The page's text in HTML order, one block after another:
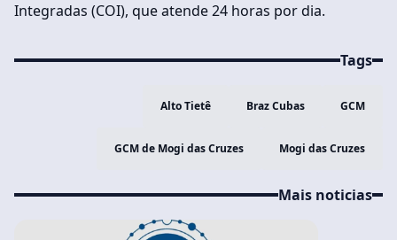
Integradas (COI), que atende 24 horas por dia.
Tags
Alto Tietê Braz Cubas GCM
GCM de Mogi das Cruzes Mogi das Cruzes
Mais noticias